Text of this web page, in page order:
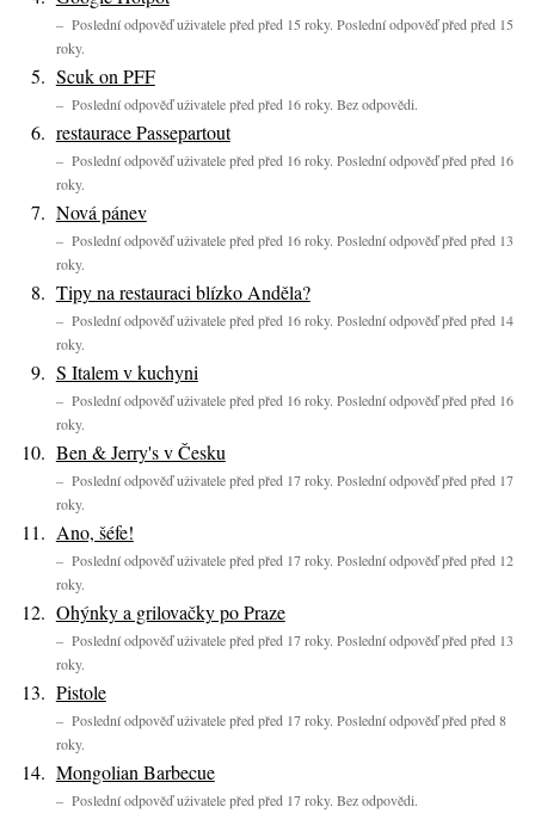
– Poslední odpověď uživatele před před 15 roky. Poslední odpověď před před 15
roky.
Scuk on PFF
– Poslední odpověď uživatele před před 16 roky. Bez odpovědi.
restaurace Passepartout
– Poslední odpověď uživatele před před 16 roky. Poslední odpověď před před 16
roky.
Nová pánev
– Poslední odpověď uživatele před před 16 roky. Poslední odpověď před před 13
roky.
Tipy na restauraci blízko Anděla?
– Poslední odpověď uživatele před před 16 roky. Poslední odpověď před před 14
roky.
S Italem v kuchyni
– Poslední odpověď uživatele před před 16 roky. Poslední odpověď před před 16
roky.
Ben & Jerry's v Česku
– Poslední odpověď uživatele před před 17 roky. Poslední odpověď před před 17
roky.
Ano, šéfe!
– Poslední odpověď uživatele před před 17 roky. Poslední odpověď před před 12
roky.
Ohýnky a grilovačky po Praze
– Poslední odpověď uživatele před před 17 roky. Poslední odpověď před před 13
roky.
Pistole
– Poslední odpověď uživatele před před 17 roky. Poslední odpověď před před 8
roky.
Mongolian Barbecue
– Poslední odpověď uživatele před před 17 roky. Bez odpovědi.